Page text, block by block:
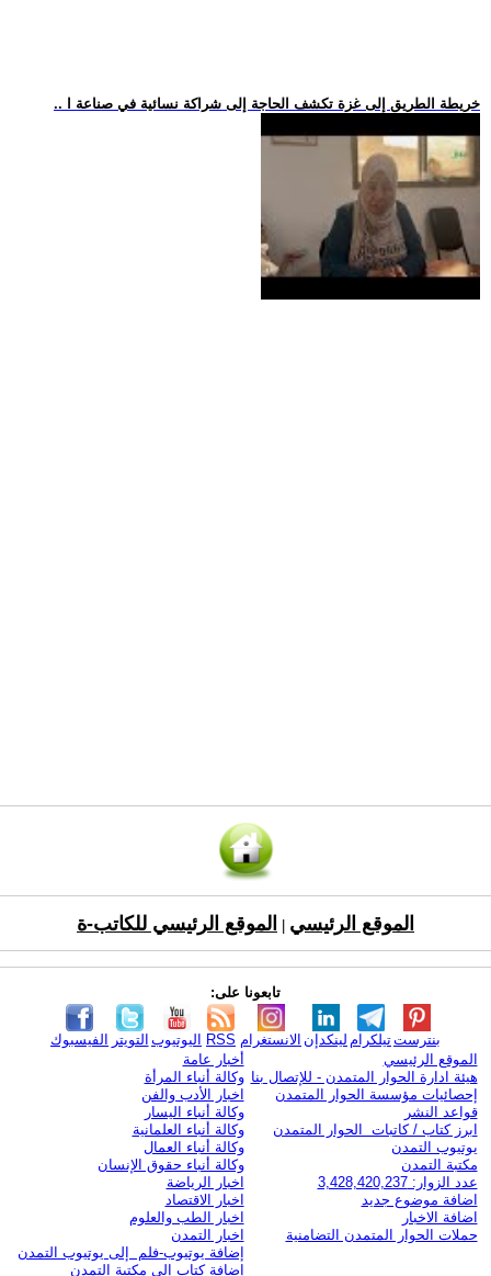
.. خريطة الطريق إلى غزة تكشف الحاجة إلى شراكة نسائية في صناعة ا
الموقع الرئيسي الموقع الرئيسي للكاتب-ة
تابعونا على:
الفيسبوك التويتر اليوتيوب RSS الانستغرام لينكدإن تيلكرامبنترست
الموقع الرئيسي
هيئة ادارة الحوار المتمدن - للإتصال بنا
إحصائيات مؤسسة الحوار المتمدن
قواعد النشر
ابرز كتاب / كاتبات الحوار المتمدن
يوتيوب التمدن
مكتبة التمدن
عدد الزوار: 3,428,420,237
اضافة موضوع جديد
اضافة الاخبار
حملات الحوار المتمدن التضامنية
أخبار عامة
وكالة أنباء المرأة
اخبار الأدب والفن
وكالة أنباء اليسار
وكالة أنباء العلمانية
وكالة أنباء العمال
وكالة أنباء حقوق الإنسان
اخبار الرياضة
اخبار الاقتصاد
اخبار الطب والعلوم
اخبار التمدن
إضافة يوتيوب-فلم إلى يوتيوب التمدن
إضافة كتاب إلى مكتبة التمدن